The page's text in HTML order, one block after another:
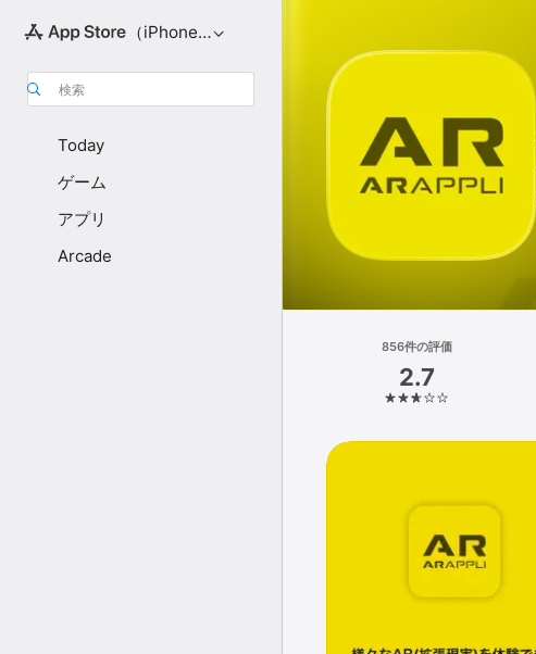
（iPhone向け）
検索
Today
ゲーム
アプリ
Arcade
856件の評価
2.7